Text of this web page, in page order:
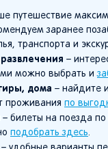
путешествие
заранее
транспорта и
–
можно выбрать и
дома – найдите
проживания по
– билеты на поезда по
подобрать здесь.